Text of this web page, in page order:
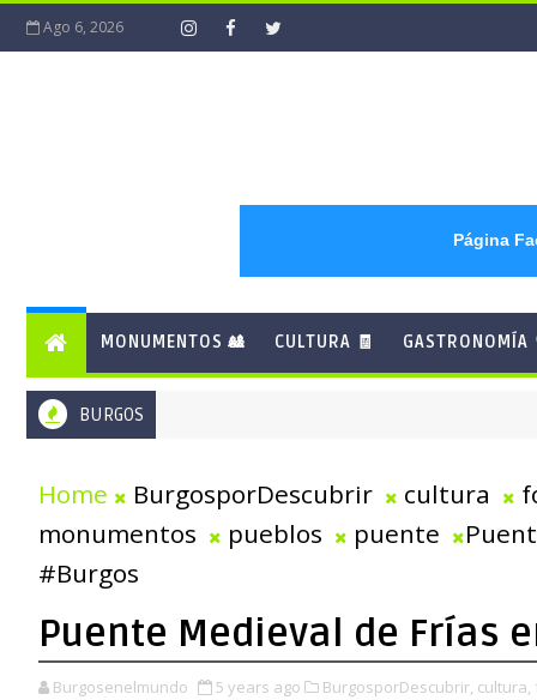
Ago 6, 2026
Página
MONUMENTOS 🎎 CULTURA 🧾 GASTRONOMÍA
BURGOS
Home BurgosporDescubrir cultura
monumentos
pueblos puente
#Burgos
Puente Medieval de Frías
Burgosenelmundo 5 years ago BurgosporDescubrir, cultura,